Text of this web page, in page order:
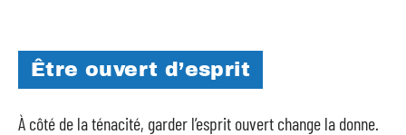
Être ouvert d’esprit
À côté de la ténacité, garder l’esprit ouvert change la donne.